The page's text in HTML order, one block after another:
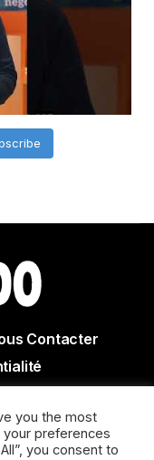
Contacter
- Actualité
you the most
preferences
you consent to